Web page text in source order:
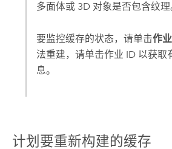
多面体或 3D 对象是否包含纹理
要监控缓存的状态，请单击作
法重建，请单击作业 ID 以获取
息。
计划要重新构建的缓存